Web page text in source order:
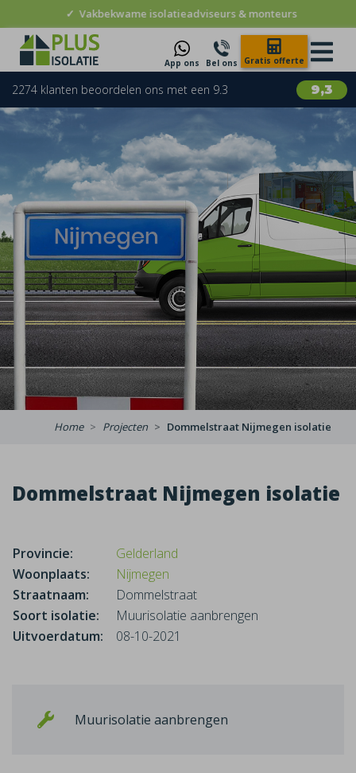
✓ Vakbekwame isolatieadviseurs & monteurs
App ons Bel ons Gratis offerte
9,3
2274 klanten beoordelen ons met een 9.3
Home Projecten Dommelstraat Nijmegen isolatie
Dommelstraat Nijmegen isolatie
Provincie:
Gelderland
Woonplaats:
Nijmegen
Straatnaam:
Dommelstraat
Soort isolatie:
Muurisolatie aanbrengen
Uitvoerdatum:
08-10-2021
Muurisolatie aanbrengen